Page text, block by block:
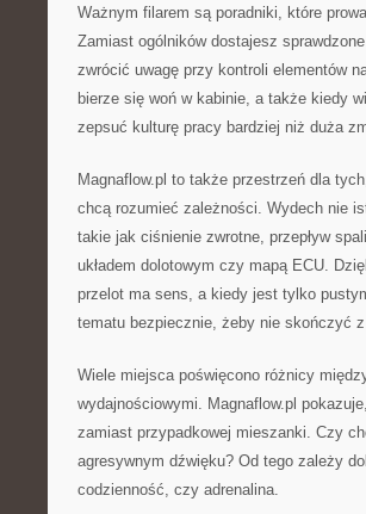
Ważnym filarem są poradniki, które
Zamiast ogólników dostajesz
zwrócić uwagę przy kontroli elementów
bierze się woń w kabinie, a także kiedy
zepsuć kulturę pracy bardziej niż duża
Magnaflow.pl to także przestrzeń dla
chcą rozumieć zależności. Wydech nie
takie jak ciśnienie zwrotne, przepływ
układem dolotowym czy mapą ECU.
przelot ma sens, a kiedy jest tylko
tematu bezpiecznie, żeby nie skończyć
Wiele miejsca poświęcono różnicy
wydajnościowymi. Magnaflow.pl
zamiast przypadkowej mieszanki. Czy
agresywnym dźwięku? Od tego zależy
codzienność, czy adrenalina.